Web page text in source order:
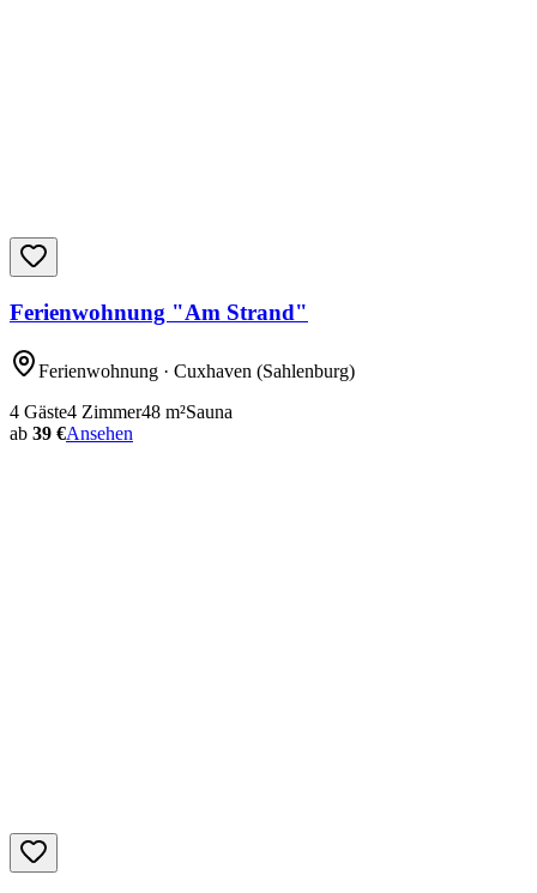
Ferienwohnung "Am Strand"
Ferienwohnung · Cuxhaven (Sahlenburg)
4 Gäste4 Zimmer48 m²Sauna
ab 39 €Ansehen